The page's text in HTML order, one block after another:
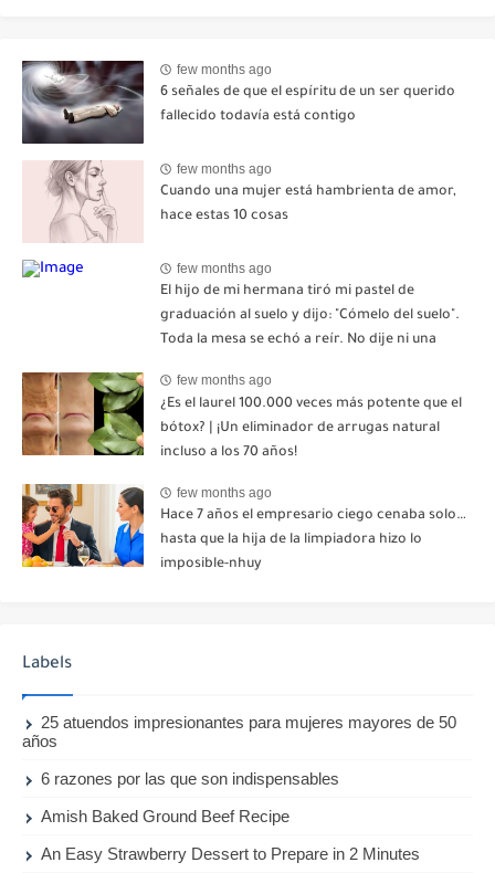
few months ago
6 señales de que el espíritu de un ser querido
fallecido todavía está contigo
few months ago
Cuando una mujer está hambrienta de amor,
hace estas 10 cosas
few months ago
El hijo de mi hermana tiró mi pastel de
graduación al suelo y dijo: "Cómelo del suelo".
Toda la mesa se echó a reír. No dije ni una
un mensaje: "Hemos decidido cortar todo
contacto. Aléjate para siempre"-nhuy
few months ago
¿Es el laurel 100.000 veces más potente que el
bótox? | ¡Un eliminador de arrugas natural
incluso a los 70 años!
few months ago
Hace 7 años el empresario ciego cenaba solo…
hasta que la hija de la limpiadora hizo lo
imposible-nhuy
Labels
25 atuendos impresionantes para mujeres mayores de 50
años
6 razones por las que son indispensables
Amish Baked Ground Beef Recipe
An Easy Strawberry Dessert to Prepare in 2 Minutes